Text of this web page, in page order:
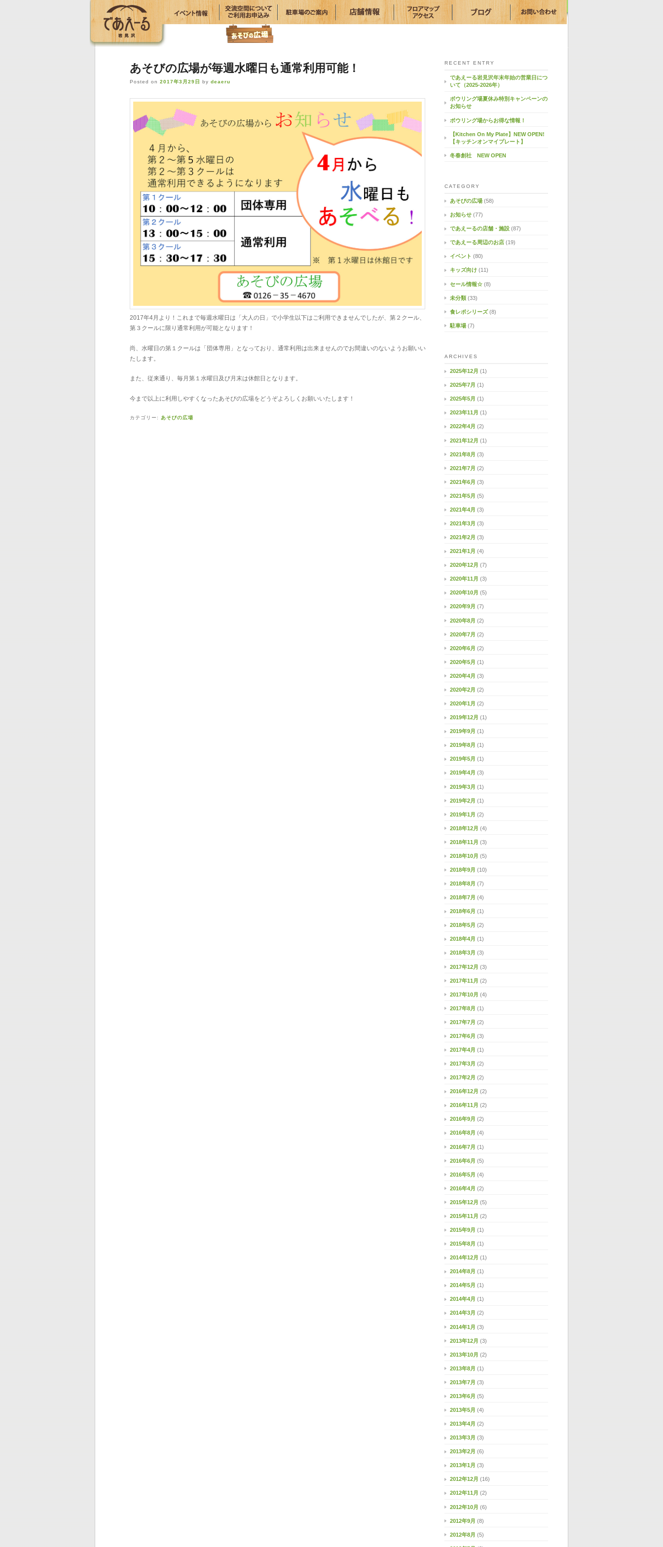
あそびの広場が毎週水曜日も通常利用可能！
Posted on 2017年3月29日 by deaeru
2017年4月より！これまで毎週水曜日は「大人の日」で小学生以下はご利用できませんでしたが、第２クール、
第３クールに限り通常利用が可能となります！
尚、水曜日の第１クールは「団体専用」となっており、通常利用は出来ませんのでお間違いのないようお願いい
たします。
また、従来通り、毎月第１水曜日及び月末は休館日となります。
今まで以上に利用しやすくなったあそびの広場をどうぞよろしくお願いいたします！
カテゴリー: あそびの広場
RECENT ENTRY
であえーる岩見沢年末年始の営業日につ
いて（2025-2026年）
ボウリング場夏休み特別キャンペーンの
お知らせ
ボウリング場からお得な情報！
【Kitchen On My Plate】NEW OPEN!
【キッチンオンマイプレート】
冬春創社 NEW OPEN
CATEGORY
あそびの広場 (58)
お知らせ (77)
であえーるの店舗・施設 (87)
であえーる周辺のお店 (19)
イベント (80)
キッズ向け (11)
セール情報☆ (8)
未分類 (33)
食レポシリーズ(8)
駐車場 (7)
ARCHIVES
2025年12月 (1)
2025年7月 (1)
2025年5月 (1)
2023年11月 (1)
2022年4月 (2)
2021年12月 (1)
2021年8月 (3)
2021年7月 (2)
2021年6月 (3)
2021年5月 (5)
2021年4月 (3)
2021年3月 (3)
2021年2月 (3)
2021年1月 (4)
2020年12月 (7)
2020年11月 (3)
2020年10月 (5)
2020年9月 (7)
2020年8月 (2)
2020年7月 (2)
2020年6月 (2)
2020年5月 (1)
2020年4月 (3)
2020年2月 (2)
2020年1月 (2)
2019年12月 (1)
2019年9月 (1)
2019年8月 (1)
2019年5月 (1)
2019年4月 (3)
2019年3月 (1)
2019年2月 (1)
2019年1月 (2)
2018年12月 (4)
2018年11月 (3)
2018年10月 (5)
2018年9月 (10)
2018年8月 (7)
2018年7月 (4)
2018年6月 (1)
2018年5月 (2)
2018年4月 (1)
2018年3月 (3)
2017年12月 (3)
2017年11月 (2)
2017年10月 (4)
2017年8月 (1)
2017年7月 (2)
2017年6月 (3)
2017年4月 (1)
2017年3月 (2)
2017年2月 (2)
2016年12月 (2)
2016年11月 (2)
2016年9月 (2)
2016年8月 (4)
2016年7月 (1)
2016年6月 (5)
2016年5月 (4)
2016年4月 (2)
2015年12月 (5)
2015年11月 (2)
2015年9月 (1)
2015年8月 (1)
2014年12月 (1)
2014年8月 (1)
2014年5月 (1)
2014年4月 (1)
2014年3月 (2)
2014年1月 (3)
2013年12月 (3)
2013年10月 (2)
2013年8月 (1)
2013年7月 (3)
2013年6月 (5)
2013年5月 (4)
2013年4月 (2)
2013年3月 (3)
2013年2月 (6)
2013年1月 (3)
2012年12月 (16)
2012年11月 (2)
2012年10月 (6)
2012年9月 (8)
2012年8月 (5)